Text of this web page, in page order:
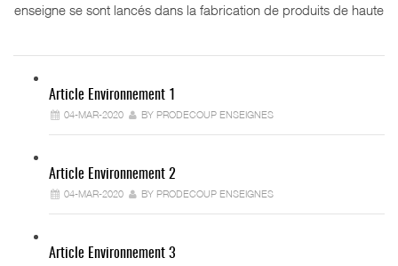
enseigne se sont lancés dans la fabrication de produits de haute
Article Environnement 1
04-MAR-2020 BY PRODECOUP ENSEIGNES
Article Environnement 2
04-MAR-2020 BY PRODECOUP ENSEIGNES
Article Environnement 3